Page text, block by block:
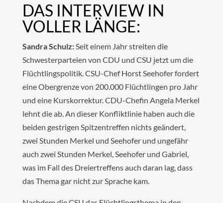
DAS INTERVIEW IN
VOLLER LÄNGE:
Sandra Schulz:Seit einem Jahr streiten die
Schwesterparteien von CDU und CSU jetzt um die
Flüchtlingspolitik. CSU-Chef Horst Seehofer fordert
eine Obergrenze von 200.000 Flüchtlingen pro Jahr
und eine Kurskorrektur. CDU-Chefin Angela Merkel
lehnt die ab. An dieser Konfliktlinie haben auch die
beiden gestrigen Spitzentreffen nichts geändert,
zwei Stunden Merkel und Seehofer und ungefähr
auch zwei Stunden Merkel, Seehofer und Gabriel,
was im Fall des Dreiertreffens auch daran lag, dass
das Thema gar nicht zur Sprache kam.